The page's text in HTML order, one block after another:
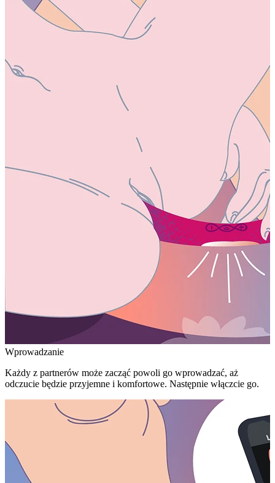
Wprowadzanie
Każdy z partnerów może zacząć powoli go wprowadzać, aż
odczucie będzie przyjemne i komfortowe. Następnie włączcie go.